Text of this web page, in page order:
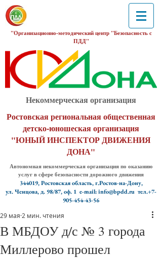
"Организационно-методический центр "Безопасность с
ПДД"
Некоммерческая организация
Ростовская региональная общественная
детско-юношеская организация
"ЮНЫЙ ИНСПЕКТОР ДВИЖЕНИЯ
ДОНА"
Автономная некоммерческая организация по оказанию
услуг в сфере безопасности дорожного движения
344019, Ростовская область, г.Ростов-на-Дону,
ул. Ченцова, д. 98/87, оф. 1 e-mail: info@bpdd.ru тел.+7-
905-454-43-56
В МБДОУ д/с № 3 города
Миллерово прошел
29 мая 2 мин. чтения